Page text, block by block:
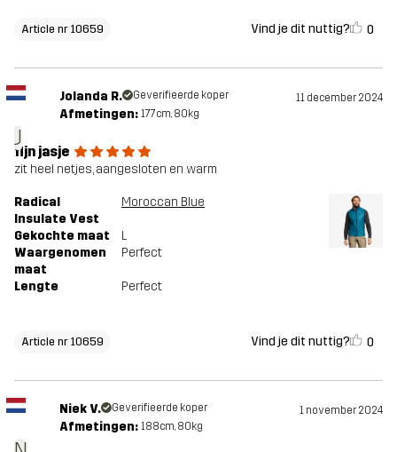
Article nr 10659 Vind je dit nuttig? 0
J
Jolanda R. Geverifieerde koper 11 december 2024
Afmetingen: 177cm, 80kg
fijn jasje
zit heel netjes, aangesloten en warm
Radical
Insulate Vest
Moroccan Blue
Gekochte maat
L
Waargenomen
maat
Perfect
Lengte Perfect
Article nr 10659 Vind je dit nuttig? 0
Niek V. Geverifieerde koper 1 november 2024
Afmetingen: 188cm, 80kg